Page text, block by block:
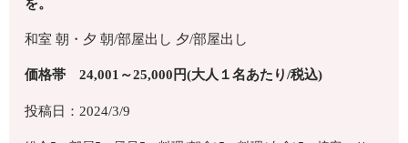
を。
和室 朝・夕 朝/部屋出し 夕/部屋出し
価格帯 24,001～25,000円(大人１名あたり/税込)
投稿日：2024/3/9